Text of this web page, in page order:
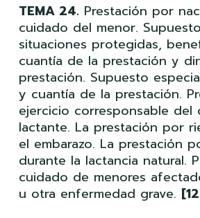
TEMA 24. Prestación por
cuidado del menor.
situaciones protegidas,
cuantía de la prestación y
prestación. Supuesto
y cuantía de la prestación.
ejercicio corresponsable del
lactante. La prestación por
el embarazo. La prestación
durante la lactancia natural.
cuidado de menores
u otra enfermedad grave.